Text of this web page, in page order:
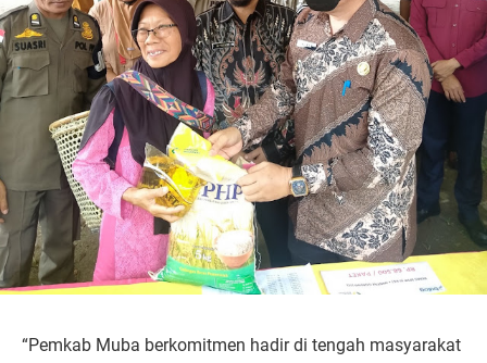
“Pemkab Muba berkomitmen hadir di tengah masyarakat